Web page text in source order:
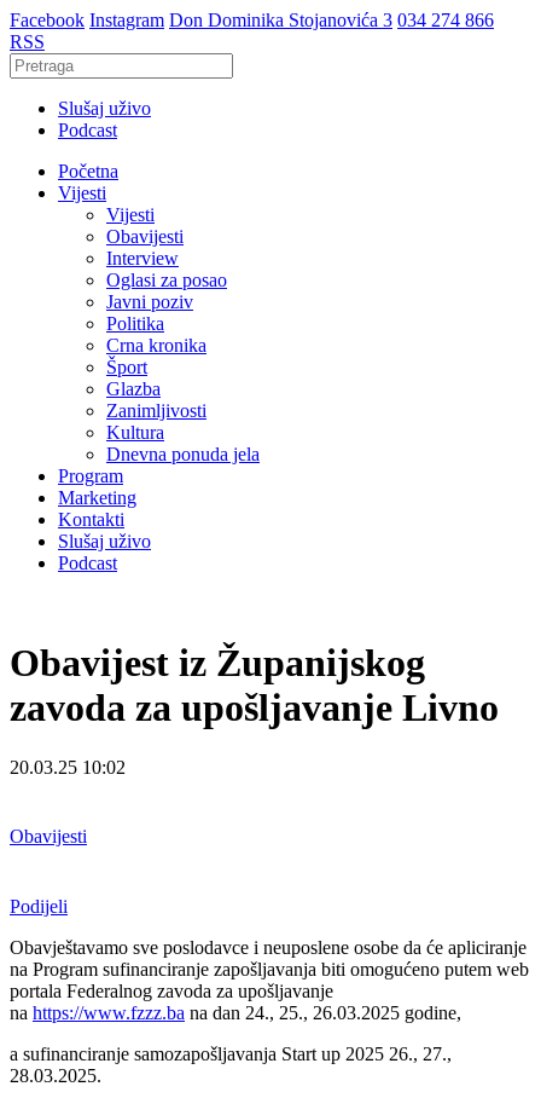
Facebook Instagram Don Dominika Stojanovića 3 034 274 866
RSS
Slušaj uživo
Podcast
Početna
Vijesti
Vijesti
Obavijesti
Interview
Oglasi za posao
Javni poziv
Politika
Crna kronika
Šport
Glazba
Zanimljivosti
Kultura
Dnevna ponuda jela
Program
Marketing
Kontakti
Slušaj uživo
Podcast
Obavijest iz Županijskog
zavoda za upošljavanje Livno
20.03.25 10:02
Obavijesti
Podijeli
Obavještavamo sve poslodavce i neuposlene osobe da će apliciranje
na Program sufinanciranje zapošljavanja biti omogućeno putem web
portala Federalnog zavoda za upošljavanje
na https://www.fzzz.ba na dan 24., 25., 26.03.2025 godine,
a sufinanciranje samozapošljavanja Start up 2025 26., 27.,
28.03.2025.